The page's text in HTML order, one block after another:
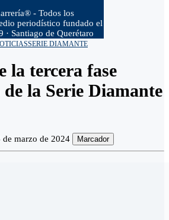
- Todos los
periodístico fundado el
· Santiago de Querétaro
SERIE DIAMANTE
la tercera fase
la Serie Diamante
de marzo de 2024 Marcador